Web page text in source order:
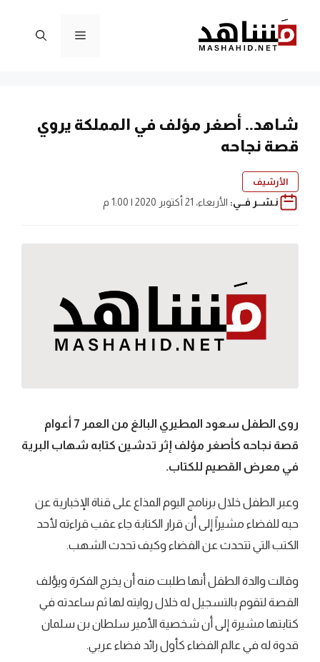
المحتوى
القائمة
شاهد.. أصغر مؤلف في المملكة يروي
قصة نجاحه
الأرشيف
نـشــر فــي: الأربعاء، 21 أكتوبر 2020 | 1:00 م
روى الطفل سعود المطيري البالغ من العمر 7 أعوام
قصة نجاحه كأصغر مؤلف إثر تدشين كتابه شهاب البرية
في معرض القصيم للكتاب.
وعبر الطفل خلال برنامج اليوم المذاع على قناة الإخبارية عن
حبه للفضاء مشيراً إلى أن قرار الكتابة جاء عقب قراءته لأحد
الكتب التي تتحدث عن الفضاء وكيف تحدث الشهب.
وقالت والدة الطفل أنها طلبت منه أن يخرج الفكرة ويؤلف
القصة لتقوم بالتسجيل له خلال روايته لها ثم ساعدته في
كتابتها مشيرة إلى أن شخصية الأمير سلطان بن سلمان
قدوة له في عالم الفضاء كأول رائد فضاء عربي.